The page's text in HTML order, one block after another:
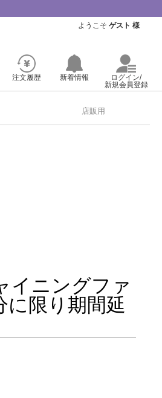
ようこそ ゲスト 様
注文履歴 新着情報
ログイン/
新規会員登録
店販用
イニングファ
限り期間延